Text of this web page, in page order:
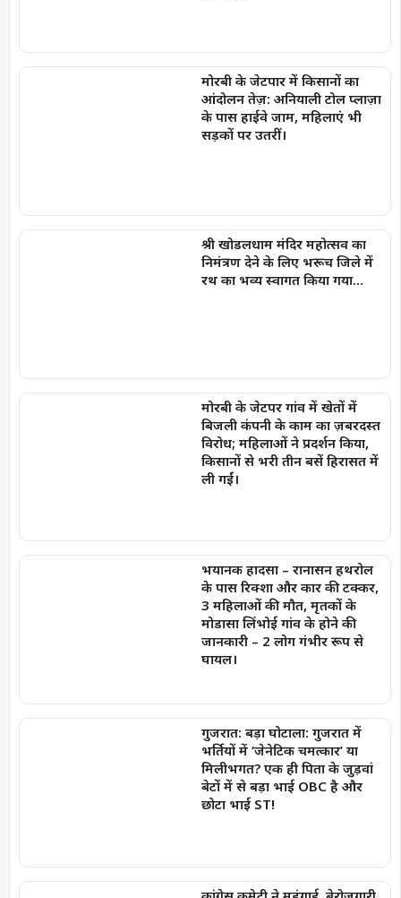
मोरबी के जेटपार में किसानों का
आंदोलन तेज़: अनियाली टोल प्लाज़ा
के पास हाईवे जाम, महिलाएं भी
सड़कों पर उतरीं।
श्री खोडलधाम मंदिर महोत्सव का
निमंत्रण देने के लिए भरूच जिले में
रथ का भव्य स्वागत किया गया…
मोरबी के जेटपर गांव में खेतों में
बिजली कंपनी के काम का ज़बरदस्त
विरोध; महिलाओं ने प्रदर्शन किया,
किसानों से भरी तीन बसें हिरासत में
ली गईं।
भयानक हादसा – रानासन हथरोल
के पास रिक्शा और कार की टक्कर,
3 महिलाओं की मौत, मृतकों के
मोडासा लिंभोई गांव के होने की
जानकारी – 2 लोग गंभीर रूप से
घायल।
गुजरात: बड़ा घोटाला: गुजरात में
भर्तियों में ‘जेनेटिक चमत्कार’ या
मिलीभगत? एक ही पिता के जुड़वां
बेटों में से बड़ा भाई OBC है और
छोटा भाई ST!